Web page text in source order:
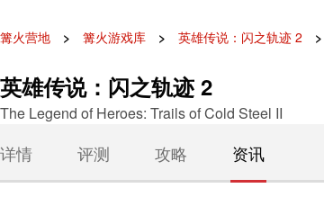
篝火营地 篝火游戏库 英雄传说：闪之轨迹 2
英雄传说：闪之轨迹 2
The Legend of Heroes: Trails of Cold Steel II
详情 评测 攻略 资讯